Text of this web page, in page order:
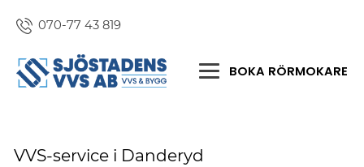
070-77 43 819
BOKA RÖRMOKARE
VVS-service i Danderyd